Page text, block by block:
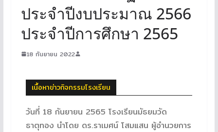
ประจำปีงบประมาณ 2566
ประจำปีการศึกษา 2565
18 กันยายน 2022
เนื้อหาข่าวกิจกรรมโรงเรียน
วันที่ 18 กันยายน 2565 โรงเรียนมัธยมวัด
ธาตุทอง นำโดย ดร.ราเมศน์ โสมแสน ผู้อำนวยการ